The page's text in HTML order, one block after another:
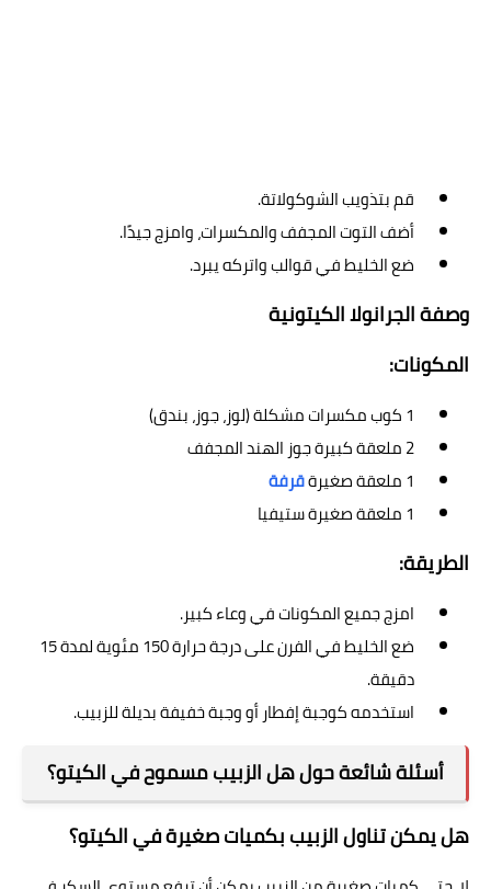
قم بتذويب الشوكولاتة.
أضف التوت المجفف والمكسرات، وامزج جيدًا.
ضع الخليط في قوالب واتركه يبرد.
وصفة الجرانولا الكيتونية
المكونات:
1 كوب مكسرات مشكلة (لوز، جوز، بندق)
2 ملعقة كبيرة جوز الهند المجفف
1 ملعقة صغيرة
قرفة
1 ملعقة صغيرة ستيفيا
الطريقة:
امزج جميع المكونات في وعاء كبير.
ضع الخليط في الفرن على درجة حرارة 150 مئوية لمدة 15
دقيقة.
استخدمه كوجبة إفطار أو وجبة خفيفة بديلة للزبيب.
أسئلة شائعة حول هل الزبيب مسموح في الكيتو؟
هل يمكن تناول الزبيب بكميات صغيرة في الكيتو؟